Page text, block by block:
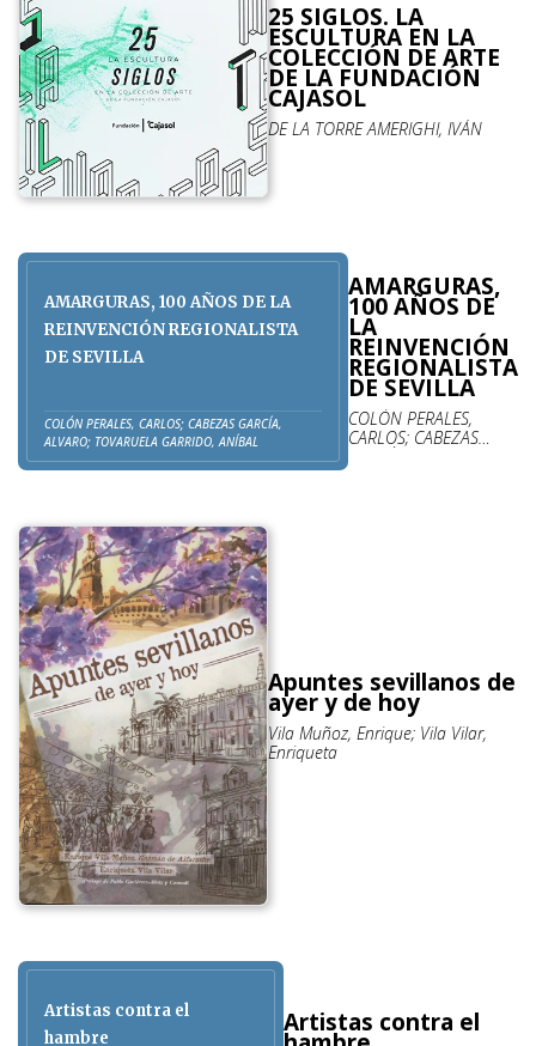
25 SIGLOS. LA
ESCULTURA EN LA
COLECCIÓN DE ARTE
DE LA FUNDACIÓN
CAJASOL
DE LA TORRE AMERIGHI, IVÁN
AMARGURAS, 100 AÑOS DE LA
REINVENCIÓN REGIONALISTA
DE SEVILLA
COLÓN PERALES, CARLOS; CABEZAS GARCÍA,
ALVARO; TOVARUELA GARRIDO, ANÍBAL
AMARGURAS,
100 AÑOS DE
LA
REINVENCIÓN
REGIONALISTA
DE SEVILLA
COLÓN PERALES,
CARLOS; CABEZAS
Apuntes sevillanos de
ayer y de hoy
Vila Muñoz, Enrique; Vila Vilar,
Enriqueta
Artistas contra el
hambre
Artistas contra el